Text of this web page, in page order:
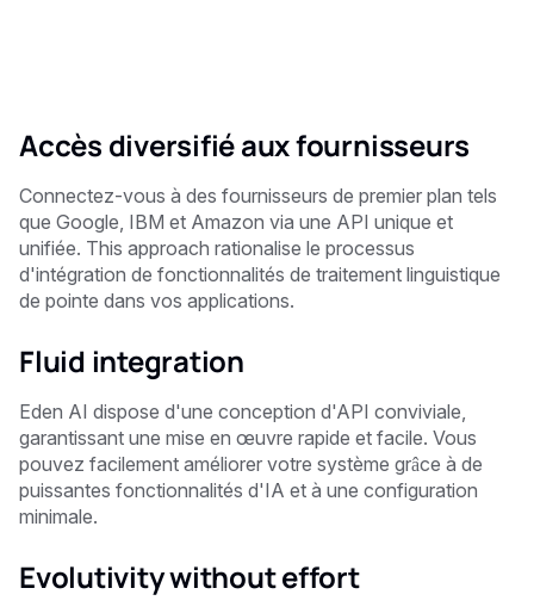
Accès diversifié aux fournisseurs
Connectez-vous à des fournisseurs de premier plan tels
que Google, IBM et Amazon via une API unique et
unifiée. This approach rationalise le processus
d'intégration de fonctionnalités de traitement linguistique
de pointe dans vos applications.
Fluid integration
Eden AI dispose d'une conception d'API conviviale,
garantissant une mise en œuvre rapide et facile. Vous
pouvez facilement améliorer votre système grâce à de
puissantes fonctionnalités d'IA et à une configuration
minimale.
Evolutivity without effort